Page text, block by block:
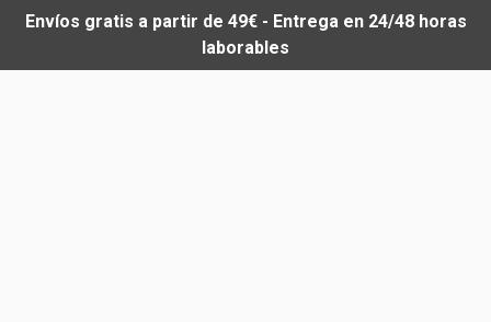
Envíos gratis a partir de 49€ - Entrega en 24/48 horas
laborables